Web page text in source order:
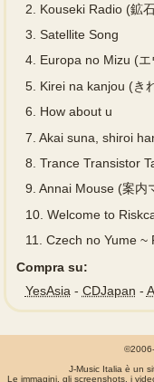
2.
Kouseki Radio (鉱
3. Satellite Song
4. Europa no Mizu (
5. Kirei na kanjou (き
6.
How about u
7. Akai suna, shiroi
8. Trance Transistor
9. Annai Mouse (案内
10. Welcome to
11.
Czech no Yume ~
Compra su:
YesAsia - CDJapan -
J-Music Italia è un
Le immagini, gli screenshots, i